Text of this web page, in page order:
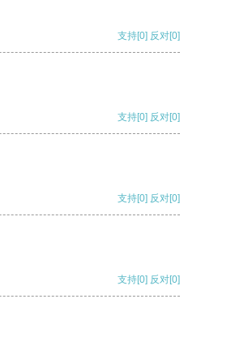
支持[0] 反对[0]
支持[0] 反对[0]
支持[0] 反对[0]
支持[0] 反对[0]